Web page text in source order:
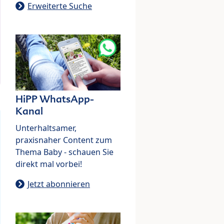
Erweiterte Suche
HiPP WhatsApp-
Kanal
Unterhaltsamer,
praxisnaher Content zum
Thema Baby - schauen Sie
direkt mal vorbei!
Jetzt abonnieren